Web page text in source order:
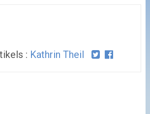
: Kathrin Theil